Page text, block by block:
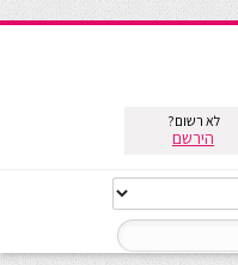
לא רשום?
הירשם